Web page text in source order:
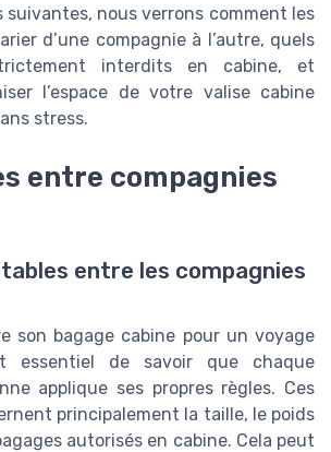
suivantes, nous verrons comment les
d’une compagnie à l’autre, quels
interdits en cabine, et
l’espace de votre valise cabine
stress.
entre compagnies
entre les compagnies
son bagage cabine pour un voyage
essentiel de savoir que chaque
applique ses propres règles. Ces
principalement la taille, le poids
autorisés en cabine. Cela peut